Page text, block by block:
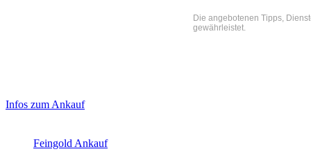
Die angebotenen Tipps,
gewährleistet.
Sidebar
Infos zum Ankauf
Feingold Ankauf